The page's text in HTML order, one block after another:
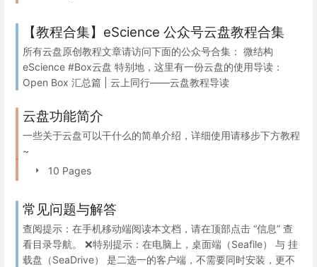
【教程合集】eScience 公众号云盘教程合集
所有云盘原创教程文章请访问下面的公众号合集： 微结构
eScience #Box云盘 特别地，这里有一份云盘的使用导读：
Open Box 汇总篇 | 云上同行——云盘教程导读
云盘功能简介
一些关于云盘可以干什么的简单介绍，详细使用请移步下方教程
~
10 Pages
常见问题与解答
查阅提示：在手机移动端阅读本文档，请在顶部点击 “信息” 查
看目录导航。 ❌特别提示：在电脑上，桌面端（Seafile） 与 挂
载盘（SeaDrive） 是二选一的客户端，不需要同时安装，更不